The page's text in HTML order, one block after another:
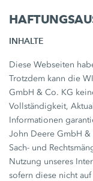
INHALTE
Diese Webseiten
Trotzdem kann die
GmbH & Co. KG
Vollständigkeit,
Informationen
John Deere GmbH
Sach- und
Nutzung unseres
sofern diese nicht